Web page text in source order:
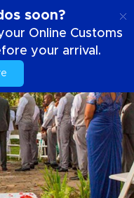
soon?
Online Customs
your arrival.